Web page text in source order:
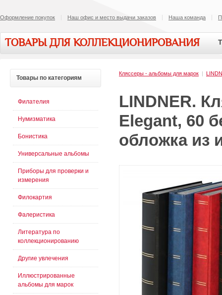
Оформление покупок Наш офис и место выдачи заказов Наша команда
ТОВАРЫ ДЛЯ КОЛЛЕКЦИОНИРОВАНИЯ
Кляссеры - альбомы для марок |
LINDNER.
Elegant, 60
обложка из
Товары по категориям
Филателия
Нумизматика
Бонистика
Универсальные альбомы
Приборы для проверки и
измерения
Филокартия
Фалеристика
Литература по
коллекционированию
Другие увлечения
Иллюстрированные
альбомы для марок